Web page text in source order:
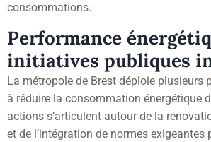
consommations.
Performance
initiatives publiques
La métropole de Brest déploie plusieurs
à réduire la consommation énergétique
actions s’articulent autour de la
et de l’intégration de normes exigeantes